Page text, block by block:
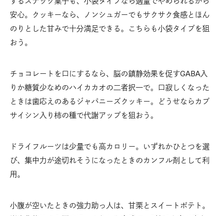
安心。クッキーなら、ノンシュガーでもサクサク食感とほん
のりとした甘みで十分満足できる。こちらも小袋タイプを狙
おう。
チョコレートを口にするなら、脳の鎮静効果を促すGABA入
りか糖質少なめのハイカカオの二者択一で。口寂しくなった
ときは歯応えのあるジャパニーズクッキー。どうせならカプ
サイシン入り柿の種で代謝アップを狙おう。
ドライフルーツは少量でも高カロリー。いずれかひとつを選
び、集中力が途切れそうになったときのカンフル剤として利
用。
小腹が空いたときの強力助っ人は、甘栗とスイートポテト。